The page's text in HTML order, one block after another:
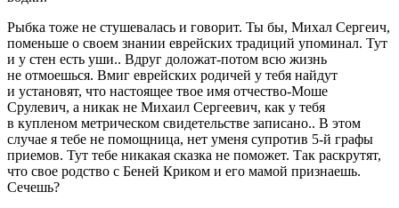
Рыбка тоже не стушевалась и говорит. Ты бы, Михал Сергеич,
поменьше о своем знании еврейских традиций упоминал. Тут
и у стен есть уши.. Вдруг доложат-потом всю жизнь
не отмоешься. Вмиг еврейских родичей у тебя найдут
и установят, что настоящее твое имя отчество-Моше
Срулевич, а никак не Михаил Сергеевич, как у тебя
в купленом метрическом свидетельстве записано.. В этом
случае я тебе не помощница, нет уменя супротив 5-й графы
приемов. Тут тебе никакая сказка не поможет. Так раскрутят,
что свое родство с Беней Криком и его мамой признаешь.
Сечешь?